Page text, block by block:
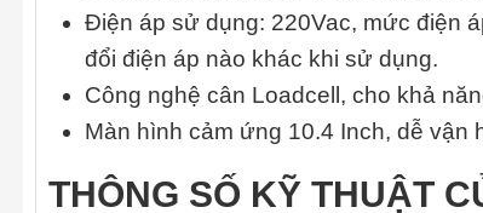
Điện áp sử dụng: 220Vac, mức điện
đổi điện áp nào khác khi sử dụng.
Công nghệ cân Loadcell, cho khả
Màn hình cảm ứng 10.4 Inch, dễ vận
THÔNG SỐ KỸ THUẬT